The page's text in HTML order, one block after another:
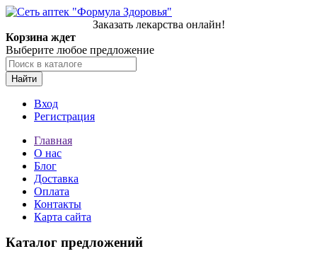
Заказать лекарства онлайн!
Корзина ждет
Выберите любое предложение
Найти
Вход
Регистрация
Главная
О нас
Блог
Доставка
Оплата
Контакты
Карта сайта
Каталог предложений